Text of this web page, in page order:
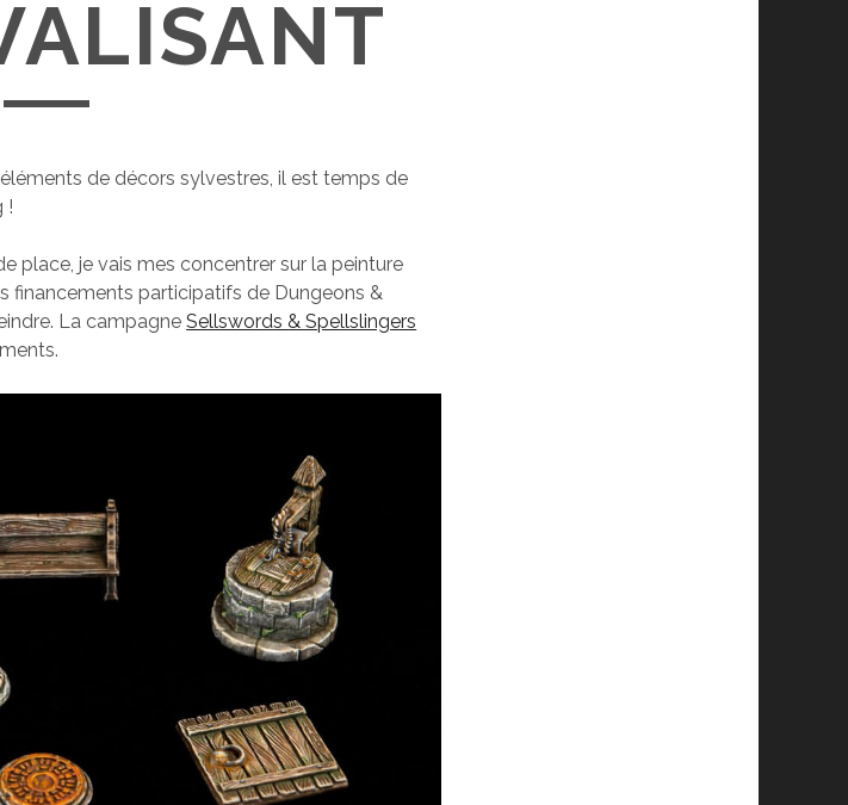
de décors sylvestres, il est temps de
!
place, je vais mes concentrer sur la peinture
financements participatifs de Dungeons &
La campagneSellswords & Spellslingers